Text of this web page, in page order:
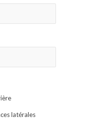
latérales